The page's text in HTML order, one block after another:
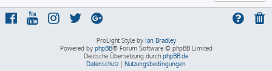
ProLight Style by Ian Bradley
Powered by phpBB® Forum Software © phpBB Limited
Deutsche Übersetzung durch phpBB.de
Datenschutz | Nutzungsbedingungen